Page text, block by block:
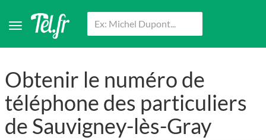
Obtenir le numéro de
téléphone des particuliers
de Sauvigney-lès-Gray